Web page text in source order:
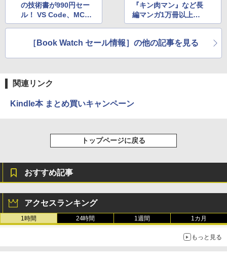
￥32,980
Amazon Kindle Colorsoft | 16GBストレ
イ、色調調節ライト、最大8週間持続バッ
11インチカラーディスプレイ、64GBスト
レージ、ノート機能搭載、明るさ自動調
の技術書が990円セー
ル！ VS Code、MC
P、Linux、Docker、
『キン肉マン』など長
編マンガ1万冊以上が5
0％還元！Amazonマ
［Book Watch セール情報］の他の記事を見る
関連リンク
Kindle本 まとめ買いキャンペーン
トップページに戻る
おすすめ記事
アクセスランキング
1時間 24時間 1週間 1カ月
もっと見る